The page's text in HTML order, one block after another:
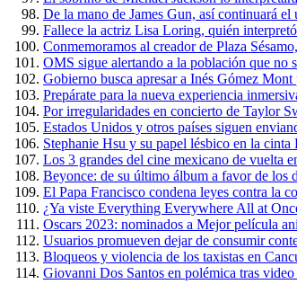
De la mano de James Gun, así continuará
Fallece la actriz Lisa Loring, quién
Conmemoramos al creador de Plaza
OMS sigue alertando a la población que no
Gobierno busca apresar a Inés Gómez
Prepárate para la nueva experiencia
Por irregularidades en concierto de Taylor
Estados Unidos y otros países siguen
Stephanie Hsu y su papel lésbico en la
Los 3 grandes del cine mexicano de vuelta
Beyonce: de su último álbum a favor de
El Papa Francisco condena leyes contra la
¿Ya viste Everything Everywhere All at
Oscars 2023: nominados a Mejor película
Usuarios promueven dejar de consumir
Bloqueos y violencia de los taxistas en
Giovanni Dos Santos en polémica tras